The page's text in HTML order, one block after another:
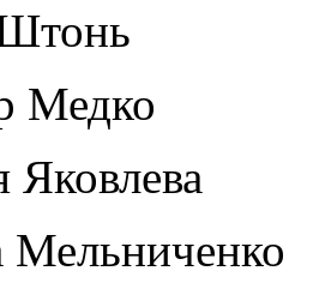
Медко
Яковлева
Мельниченко